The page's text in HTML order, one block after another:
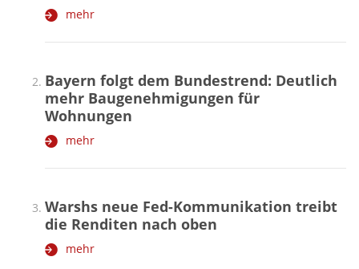
mehr
Bayern folgt dem Bundestrend: Deutlich
mehr Baugenehmigungen für
Wohnungen
mehr
Warshs neue Fed-Kommunikation treibt
die Renditen nach oben
mehr